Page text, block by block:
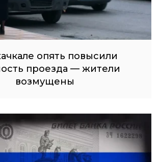
опять повысили
проезда — жители
возмущены